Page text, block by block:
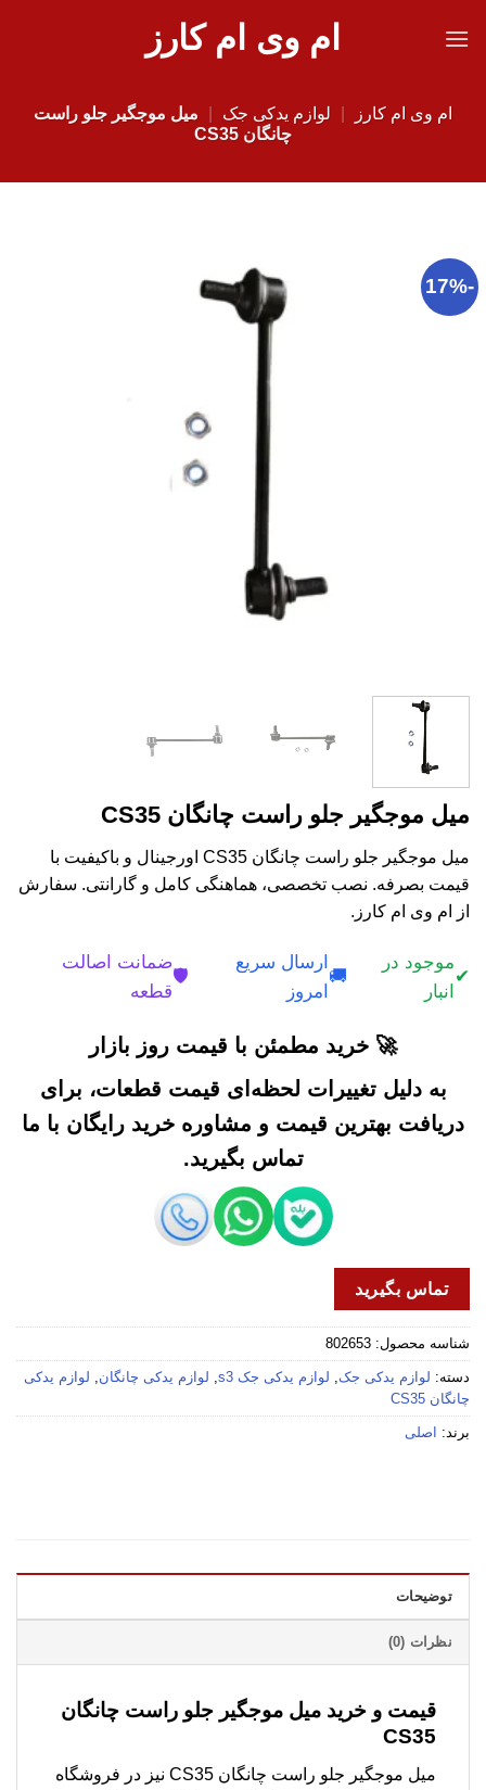
ام وی ام کارز
ام وی ام کارز لوازم یدکی جک
میل موجگیر جلو راست
چانگان CS35
-17%
میل موجگیر جلو راست چانگان CS35
میل موجگیر جلو راست چانگان CS35 اورجینال و باکیفیت با
قیمت بصرفه. نصب تخصصی، هماهنگی کامل و گارانتی. سفارش
از ام وی ام کارز.
✔
موجود در
انبار
🚚
ارسال سریع
امروز
🛡️
ضمانت اصالت
قطعه
🚀 خرید مطمئن با قیمت روز بازار
به دلیل تغییرات لحظه‌ای قیمت قطعات، برای
دریافت بهترین قیمت و مشاوره خرید رایگان با ما
تماس بگیرید.
تماس بگیرید
شناسه محصول: 802653
دسته: لوازم یدکی جک, لوازم یدکی جک s3 , لوازم یدکی چانگان, لوازم یدکی
چانگان CS35
برند: اصلی
توضیحات
نظرات (0)
قیمت و خرید میل موجگیر جلو راست چانگان
CS35
میل موجگیر جلو راست چانگان CS35 نیز در فروشگاه